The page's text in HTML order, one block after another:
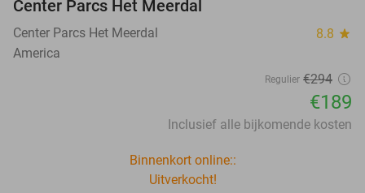
Center Parcs Het Meerdal
Center Parcs Het Meerdal 8.8 star
America
Regulier €294
€189
Inclusief alle bijkomende kosten
Binnenkort online::
Uitverkocht!